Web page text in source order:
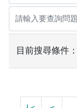
目前搜尋條件：